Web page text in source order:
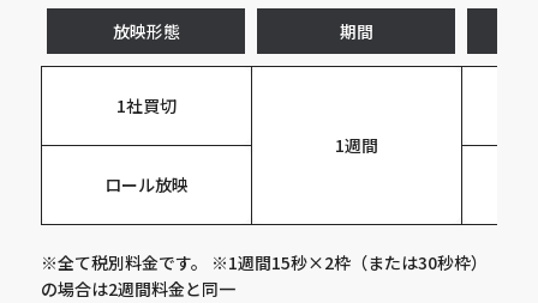
放映形態 期間
1社買切
1週間
ロール放映
※全て税別料⾦です。 ※1週間15秒×2枠（または30秒枠）
の場合は2週間料金と同一